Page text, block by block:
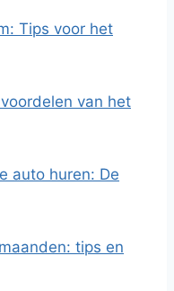
Tips voor het
van het
auto huren: De
tips en